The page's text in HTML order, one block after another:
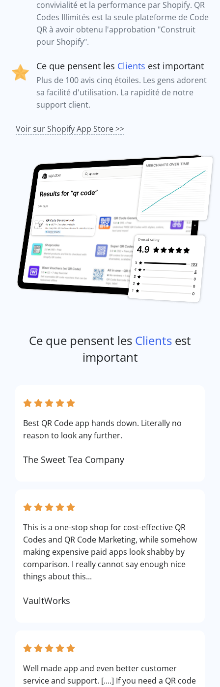
convivialité et la performance par Shopify. QR
Codes Illimités est la seule plateforme de Code
QR à avoir obtenu l'approbation "Construit
pour Shopify".
Ce que pensent les Clients est important
Plus de 100 avis cinq étoiles. Les gens adorent
sa facilité d'utilisation. La rapidité de notre
support client.
Voir sur Shopify App Store >>
Ce que pensent les Clients est
important
Best QR Code app hands down. Literally no
reason to look any further.
The Sweet Tea Company
This is a one-stop shop for cost-effective QR
Codes and QR Code Marketing, while somehow
making expensive paid apps look shabby by
comparison. I really cannot say enough nice
things about this...
VaultWorks
Well made app and even better customer
service and support. [....] If you need a QR code